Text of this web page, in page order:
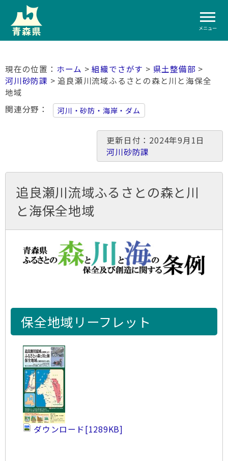
メニュー
ホーム >組織でさがす > 県土整備部 >
河川砂防課 > 追良瀬川流域ふるさとの森と川と海保全
地域
関連分野
河川・砂防・海岸・ダム
更新日付：2024年9月1日
河川砂防課
追良瀬川流域ふるさとの森と川
と海保全地域
保全地域リーフレット
ダウンロード[1289KB]